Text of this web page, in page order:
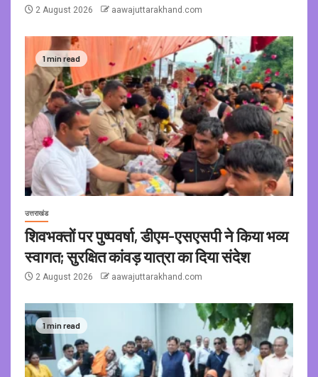
2 August 2026 aawajuttarakhand.com
1 min read
उत्तराखंड
शिवभक्तों पर पुष्पवर्षा, डीएम-एसएसपी ने किया भव्य
स्वागत; सुरक्षित कांवड़ यात्रा का दिया संदेश
2 August 2026 aawajuttarakhand.com
1 min read